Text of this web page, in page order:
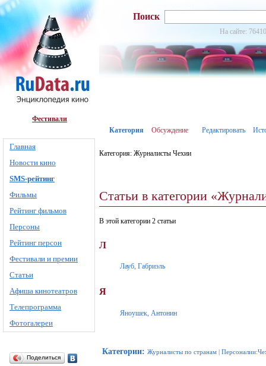
Фестивали
Главная
Новости кино
SMS-рейтинг
Фильмы
Рейтинг фильмов
Персоны
Рейтинг персон
Фестивали и премии
Статьи
Афиша кинотеатров
Телепрограмма
Фотогалереи
Поделиться
Поиск
На сайте:
Категория Обсуждение Редактировать
Категория: Журналисты Чехии
Статьи в категории
В этой категории 2 статьи
Л
Лауб, Габриэль
Я
Яноушек, Антонин
Категории: Журналисты по странам |